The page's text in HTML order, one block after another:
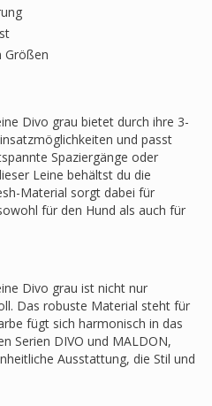
Größen
Divo grau bietet durch ihre 3-
und passt
Spaziergänge oder
Leine behältst du die
Material sorgt dabei für
für den Hund als auch für
Divo grau ist nicht nur
Das robuste Material steht für
fügt sich harmonisch in das
Serien DIVO und MALDON,
Ausstattung, die Stil und